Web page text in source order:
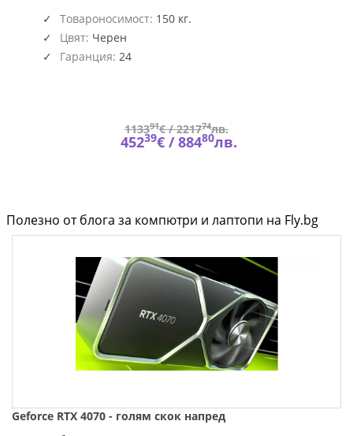
Товароносимост: 150 кг.
Цвят: Черен
Гаранция: 24
113391€ /221774лв.
45239€ /88480лв.
Полезно от блога за компютри и лаптопи на Fly.bg
Geforce RTX 4070 - голям скок напред